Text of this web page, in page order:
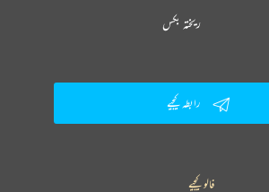
ریختہ بکس
رابطہ کیجیے
فالو کیجیے